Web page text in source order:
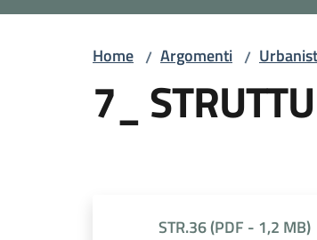
Home / Argomenti /
7_
STR.36(PDF - 1,2 MB)